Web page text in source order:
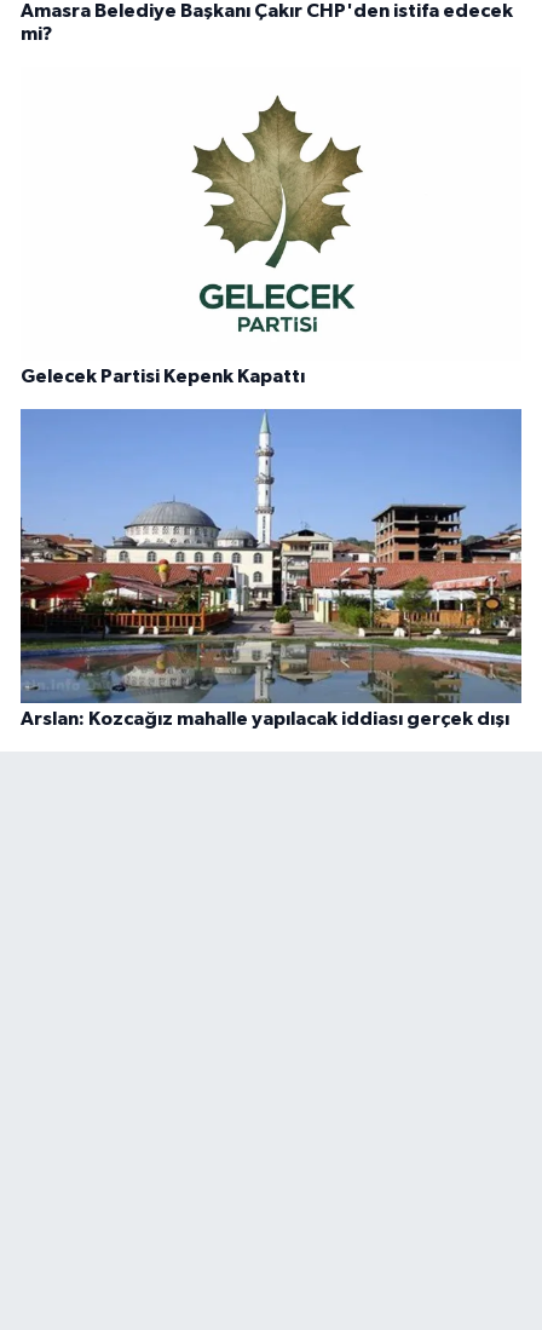
Amasra Belediye Başkanı Çakır CHP'den istifa edecek
mi?
Gelecek Partisi Kepenk Kapattı
Arslan: Kozcağız mahalle yapılacak iddiası gerçek dışı